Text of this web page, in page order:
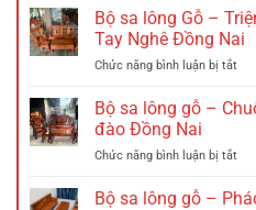
gấp
nan
gỗ
–
Nai
Bộ sa lông Gỗ –
Tay Nghê Đồng Nai
Chức năng bình luận bị tắtở
–
12
Bộ sa lông gỗ –
đào Đồng Nai
Chức năng bình luận bị tắtở
sa
Bộ sa lông gỗ –